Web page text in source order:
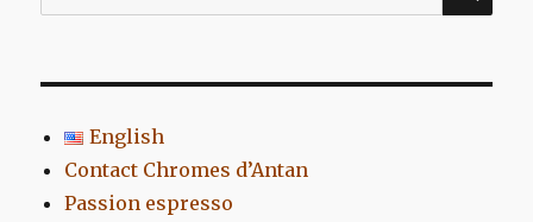
pour
English
Contact Chromes d’Antan
Passion espresso